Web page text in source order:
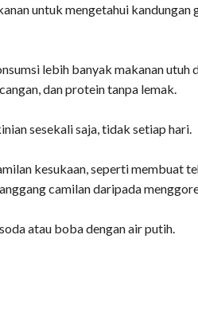
untuk mengetahui kandungan
lebih banyak makanan utuh
dan protein tanpa lemak.
sesekali saja, tidak setiap hari.
kesukaan, seperti membuat
camilan daripada
atau boba dengan air putih.